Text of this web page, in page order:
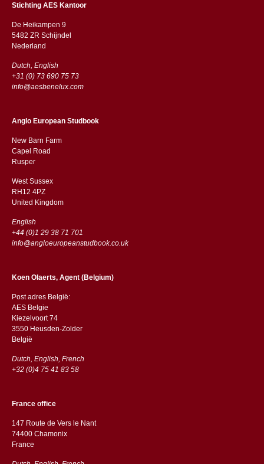
Stichting AES Kantoor
De Heikampen 9
5482 ZR Schijndel
​​Nederland
Dutch, English
+31 (0) 73 690 75 73
info@aesbenelux.com
Anglo European Studbook
New Barn Farm
Capel Road
​​Rusper
West Sussex
RH12 4PZ
​​United Kingdom
English
+44 (0)1 29 38 71 701
info@angloeuropeanstudbook.co.uk
Koen Olaerts, Agent (Belgium)
Post adres België:
AES Belgie
Kiezelvoort 74
3550 Heusden-Zolder
België
Dutch, English, French
+32 (0)4 75 41 83 58
France office
147 Route de Vers le Nant
74400 Chamonix
France